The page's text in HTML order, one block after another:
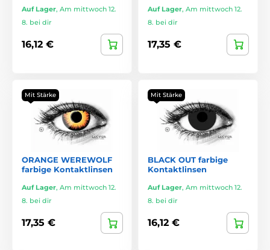
Auf Lager, Am mittwoch 12.
8. bei dir
16,12 €
Auf Lager, Am mittwoch 12.
8. bei dir
17,35 €
Mit Stärke
ORANGE WEREWOLF
farbige Kontaktlinsen
Auf Lager, Am mittwoch 12.
8. bei dir
17,35 €
Mit Stärke
BLACK OUT farbige
Kontaktlinsen
Auf Lager, Am mittwoch 12.
8. bei dir
16,12 €